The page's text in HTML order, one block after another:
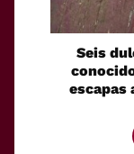
Seis
escapas